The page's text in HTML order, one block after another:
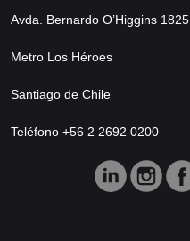
Avda. Bernardo O’Higgins 1825
Metro Los Héroes
Santiago de Chile
Teléfono +56 2 2692 0200